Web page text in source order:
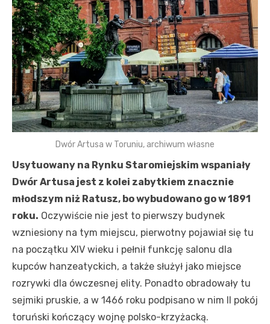
Dwór Artusa w Toruniu, archiwum własne
Usytuowany na Rynku Staromiejskim wspaniały
Dwór Artusa jest z kolei zabytkiem znacznie
młodszym niż Ratusz, bo wybudowano go w 1891
roku. Oczywiście nie jest to pierwszy budynek
wzniesiony na tym miejscu, pierwotny pojawiał się tu
na początku XIV wieku i pełnił funkcję salonu dla
kupców hanzeatyckich, a także służył jako miejsce
rozrywki dla ówczesnej elity. Ponadto obradowały tu
sejmiki pruskie, a w 1466 roku podpisano w nim II pokój
toruński kończący wojnę polsko-krzyżacką.